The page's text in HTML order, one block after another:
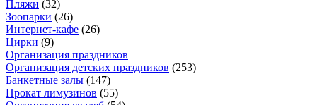
Пляжи (32)
Зоопарки (26)
Интернет-кафе (26)
Цирки (9)
Организация праздников
Организация детских праздников (253)
Банкетные залы (147)
Прокат лимузинов (55)